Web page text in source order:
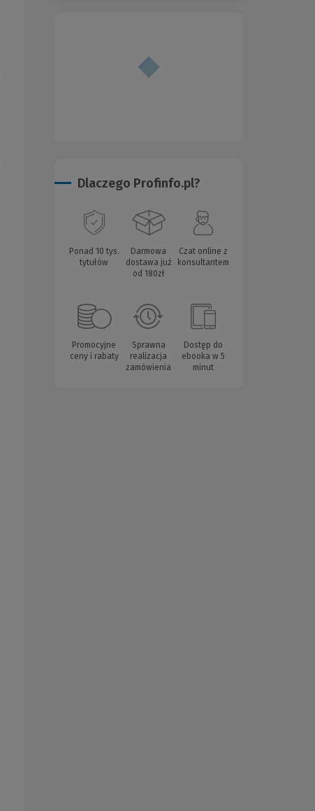
Dlaczego Profinfo.pl?
Ponad 10 tys.
tytułów
Darmowa
dostawa już
od 180zł
Czat online z
konsultantem
Promocyjne
ceny i rabaty
Sprawna
realizacja
zamówienia
Dostęp do
ebooka w 5
minut